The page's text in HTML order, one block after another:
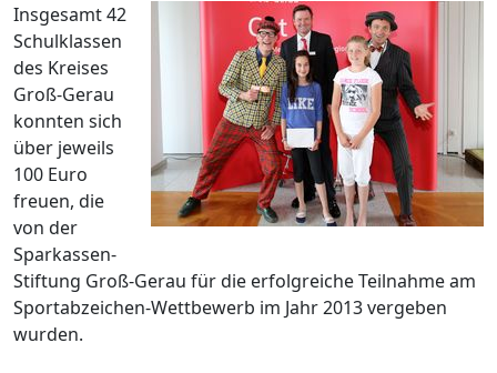
Insgesamt 42
Schulklassen
des Kreises
Groß-Gerau
konnten sich
über jeweils
100 Euro
freuen, die
von der
Sparkassen-
Stiftung Groß-Gerau für die erfolgreiche Teilnahme am
Sportabzeichen-Wettbewerb im Jahr 2013 vergeben
wurden.